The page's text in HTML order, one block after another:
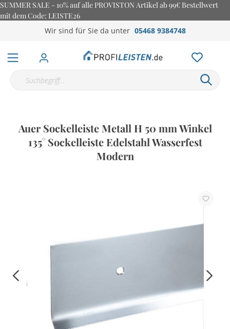
SUMMER SALE - 10% auf alle PROVISTON Artikel ab 99€ Bestellwert
mit dem Code: LEISTE26
Wir sind für Sie da unter 05468 9384748
Auer Sockelleiste Metall H 50 mm Winkel
135° Sockelleiste Edelstahl Wasserfest
Modern